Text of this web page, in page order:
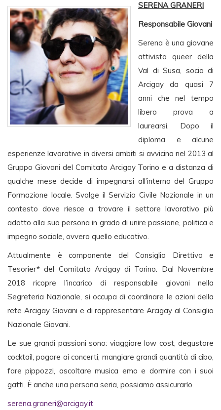
SERENA GRANERI
Responsabile Giovani
Serena è una giovane
attivista queer della
Val di Susa, socia di
Arcigay da quasi 7
anni che nel tempo
libero prova a
laurearsi. Dopo il
diploma e alcune
esperienze lavorative in diversi ambiti si avvicina nel 2013 al
Gruppo Giovani del Comitato Arcigay Torino e a distanza di
qualche mese decide di impegnarsi all’interno del Gruppo
Formazione locale. Svolge il Servizio Civile Nazionale in un
contesto dove riesce a trovare il settore lavorativo più
adatto alla sua persona in grado di unire passione, politica e
impegno sociale, ovvero quello educativo.
Attualmente è componente del Consiglio Direttivo e
Tesorier* del Comitato Arcigay di Torino. Dal Novembre
2018 ricopre l’incarico di responsabile giovani nella
Segreteria Nazionale, si occupa di coordinare le azioni della
rete Arcigay Giovani e di rappresentare Arcigay al Consiglio
Nazionale Giovani.
Le sue grandi passioni sono: viaggiare low cost, degustare
cocktail, pogare ai concerti, mangiare grandi quantità di cibo,
fare pippozzi, ascoltare musica emo e dormire con i suoi
gatti. È anche una persona seria, possiamo assicurarlo.
serena.graneri@arcigay.it